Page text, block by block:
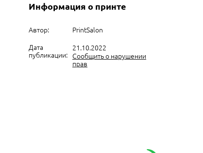
Информация о принте
Автор:
PrintSalon
Дата
публикации:
21.10.2022
Сообщить о нарушении
прав